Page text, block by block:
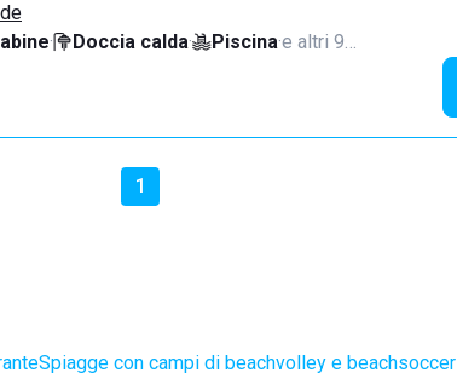
· Doccia calda· Piscina·e altri 9…
1
Spiagge con campi di beachvolley e beachsoccer